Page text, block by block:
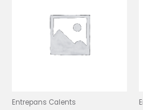
Entrepans Calents